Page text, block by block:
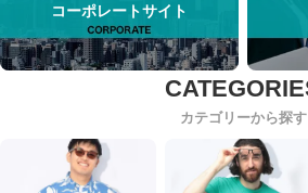
コーポレートサイト
カテゴリーから探す